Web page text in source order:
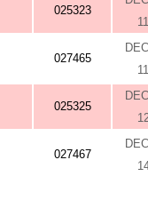
025323
027465
025325
027467